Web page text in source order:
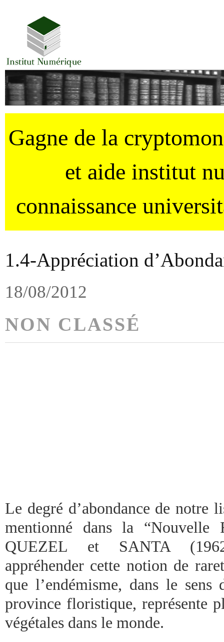
Gagne de la
et aide institut
connaissance
1.4-Appréciation
18/08/2012
NON CLASSÉ
Le degré d’abondance de notre
mentionné dans la “Nouvelle
QUEZEL et SANTA
appréhender cette notion de
que l’endémisme, dans le sens
province floristique, représente
végétales dans le monde.